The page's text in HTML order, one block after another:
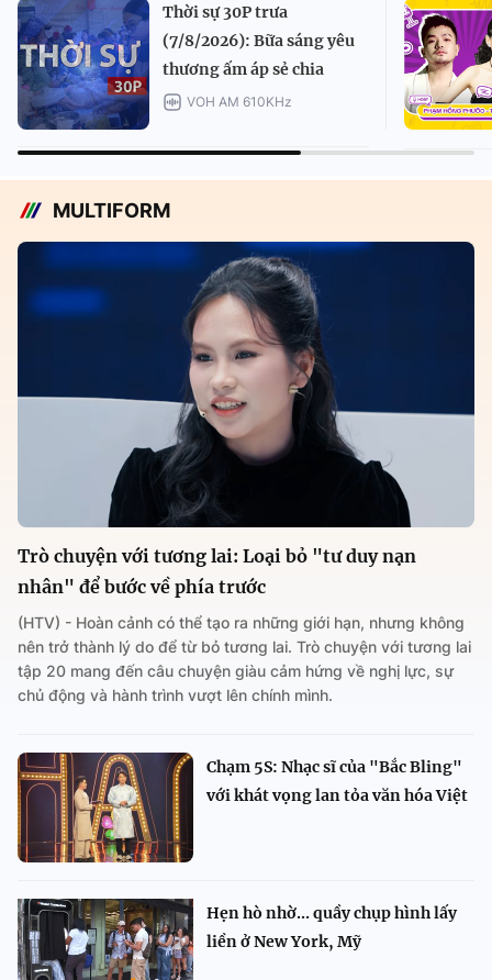
Thời sự 30P trưa
(7/8/2026): Bữa sáng yêu
thương ấm áp sẻ chia
VOH AM 610KHz
MULTIFORM
Trò chuyện với tương lai: Loại bỏ "tư duy nạn
nhân" để bước về phía trước
(HTV) - Hoàn cảnh có thể tạo ra những giới hạn, nhưng không
nên trở thành lý do để từ bỏ tương lai. Trò chuyện với tương lai
tập 20 mang đến câu chuyện giàu cảm hứng về nghị lực, sự
chủ động và hành trình vượt lên chính mình.
Chạm 5S: Nhạc sĩ của "Bắc Bling"
với khát vọng lan tỏa văn hóa Việt
Hẹn hò nhờ... quầy chụp hình lấy
liền ở New York, Mỹ